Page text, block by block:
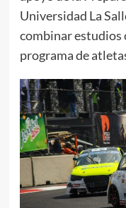
Universidad La
combinar estudios
programa de